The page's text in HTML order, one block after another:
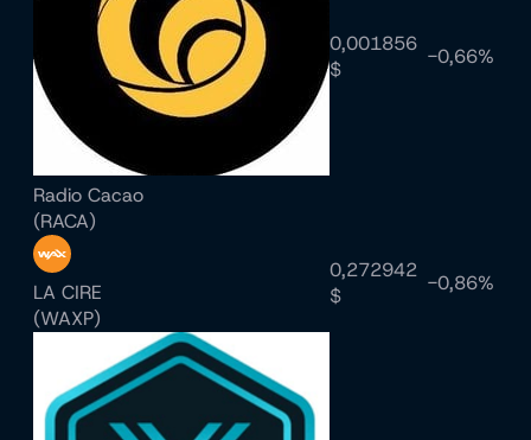
Radio Cacao
(RACA)
0,001856
$
-0,66%
LA CIRE
(WAXP)
0,272942
$
-0,86%